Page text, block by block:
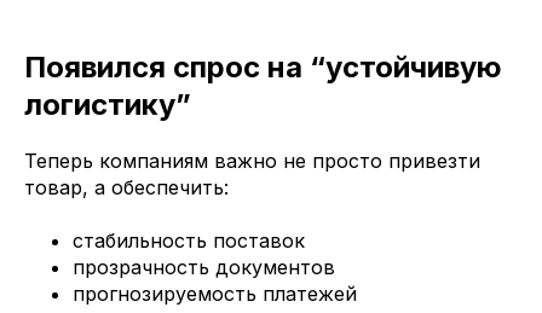
Появился спрос на “устойчивую
логистику”
Теперь компаниям важно не просто привезти
товар, а обеспечить:
стабильность поставок
прозрачность документов
прогнозируемость платежей